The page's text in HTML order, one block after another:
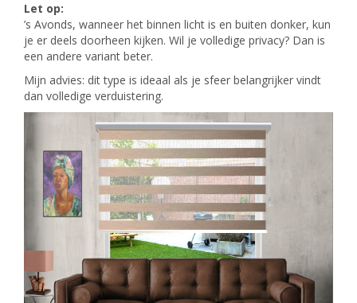
Let op:
’s Avonds, wanneer het binnen licht is en buiten donker, kun
je er deels doorheen kijken. Wil je volledige privacy? Dan is
een andere variant beter.
Mijn advies: dit type is ideaal als je sfeer belangrijker vindt
dan volledige verduistering.